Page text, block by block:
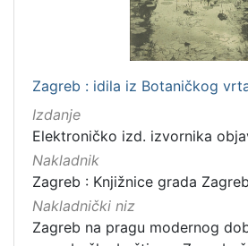
Zagreb : idila iz Botaničkog
Izdanje
Elektroničko izd. izvornika
Nakladnik
Zagreb : Knjižnice grada
Nakladnički niz
Zagreb na pragu modernog